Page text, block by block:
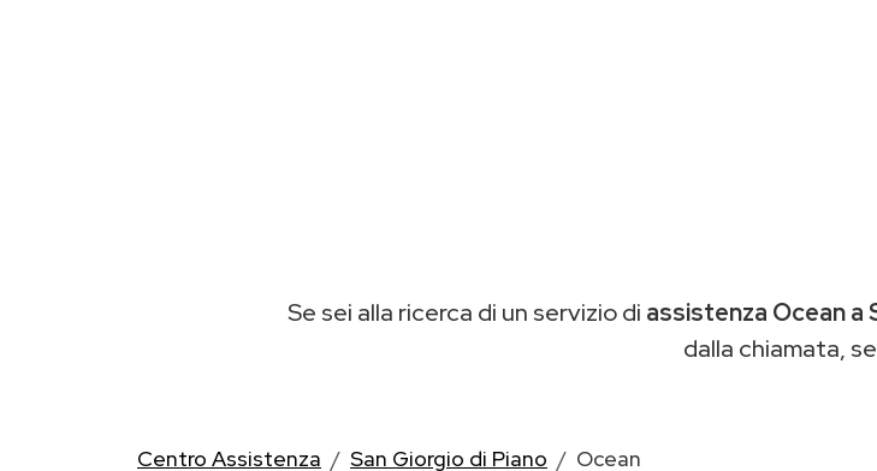
Se sei alla ricerca di un servizio di assistenza Ocean a
dalla chiamata,
Centro Assistenza San Giorgio di Piano Ocean